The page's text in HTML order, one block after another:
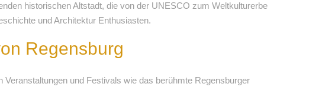
historischen Altstadt, die von der UNESCO zum Weltkulturerbe
und Architektur Enthusiasten.
Regensburg
und Festivals wie das berühmte Regensburger